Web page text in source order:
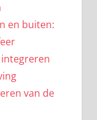
en buiten:
van de